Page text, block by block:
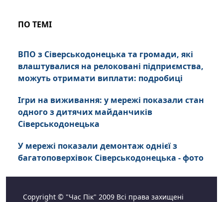
ПО ТЕМІ
ВПО з Сіверськодонецька та громади, які
влаштувалися на релоковані підприємства,
можуть отримати виплати: подробиці
Ігри на виживання: у мережі показали стан
одного з дитячих майданчиків
Сіверськодонецька
У мережі показали демонтаж однієї з
багатоповерхівок Сіверськодонецька - фото
Copyright © "Час Пік" 2009 Всі права захищені